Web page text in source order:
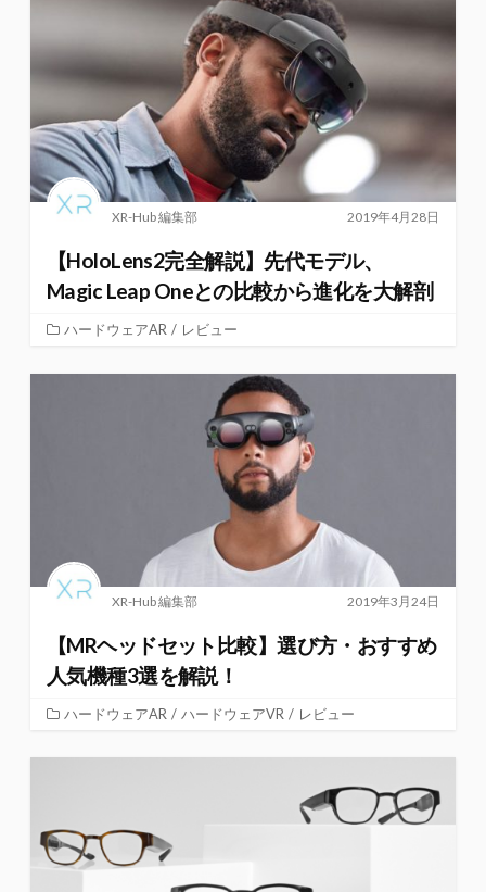
2019年4月28日
XR-Hub 編集部
【HoloLens2完全解説】先代モデル、
Magic Leap Oneとの比較から進化を大解剖
ハードウェアAR / レビュー
2019年3月24日
XR-Hub 編集部
【MRヘッドセット比較】選び方・おすすめ
人気機種3選を解説！
ハードウェアAR / ハードウェアVR / レビュー